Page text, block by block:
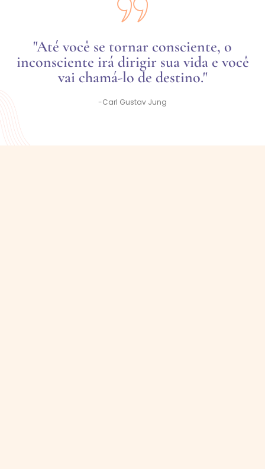
"Até você se tornar consciente, o
inconsciente irá dirigir sua vida e você
vai chamá-lo de destino."
-Carl Gustav Jung